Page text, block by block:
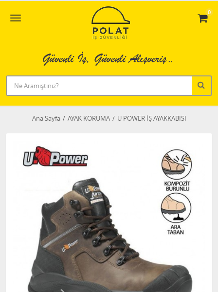
0
Ana Sayfa AYAK KORUMA U POWER İŞ AYAKKABISI